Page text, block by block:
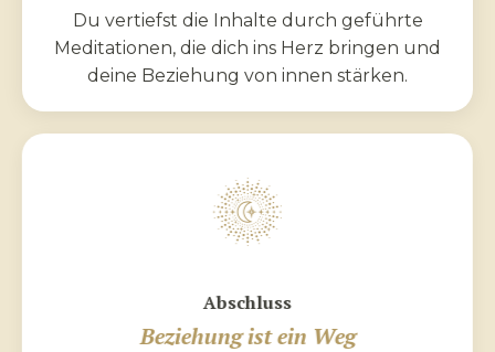
Du vertiefst die Inhalte durch geführte
Meditationen, die dich ins Herz bringen und
deine Beziehung von innen stärken.
Abschluss
Beziehung ist ein Weg